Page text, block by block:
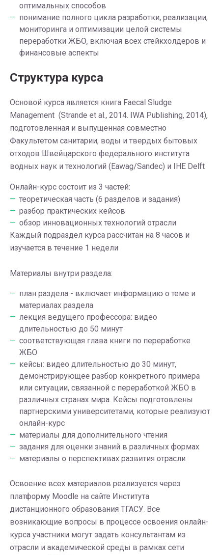
оптимальных способов
понимание полного цикла разработки, реализации,
мониторинга и оптимизации целой системы
переработки ЖБО, включая всех стейкхолдеров и
финансовые аспекты
Структура курса
Основой курса является книга Faecal Sludge
Management (Strande et al., 2014. IWA Publishing, 2014),
подготовленная и выпущенная совместно
Факультетом санитарии, воды и твердых бытовых
отходов Швейцарского федерального института
водных наук и технологий (Eawag/Sandec) и IHE Delft
Онлайн-курс состоит из 3 частей:
теоретическая часть (6 разделов и задания)
разбор практических кейсов
обзор инновационных технологий отрасли
Каждый подраздел курса рассчитан на 8 часов и
изучается в течение 1 недели
Материалы внутри раздела:
план раздела - включает информацию о теме и
материалах раздела
лекция ведущего профессора: видео
длительностью до 50 минут
соответствующая глава книги по переработке
ЖБО
кейсы: видео длительностью до 30 минут,
демонстрирующее разбор конкретного примера
или ситуации, связанной с переработкой ЖБО в
различных странах мира. Кейсы подготовлены
партнерскими университетами, которые реализуют
онлайн-курс
материалы для дополнительного чтения
задания для оценки знаний в различных формах
материалы о перспективах развития отрасли
Освоение всех материалов реализуется через
платформу Moodle на сайте Института
дистанционного образования ТГАСУ. Все
возникающие вопросы в процессе освоения онлайн-
курса участники могут задать консультантам из
отрасли и академической среды в рамках сети